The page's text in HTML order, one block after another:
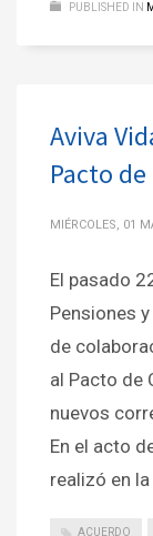
PUBLISHED IN
Aviva
Pacto de
MIÉRCOLES, 01
El pasado
Pensiones
de
al Pacto de
nuevos
En el acto
realizó en
ACUERDO